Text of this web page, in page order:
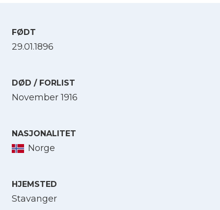
FØDT
29.01.1896
DØD / FORLIST
November 1916
NASJONALITET
Norge
HJEMSTED
Stavanger